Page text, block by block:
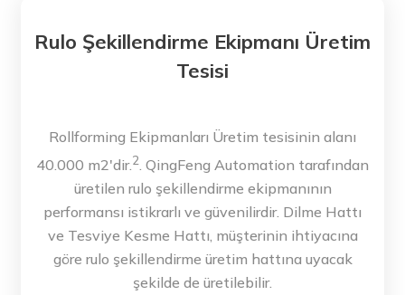
Rulo Şekillendirme Ekipmanı Üretim
Tesisi
Rollforming Ekipmanları Üretim tesisinin alanı
40.000 m2'dir.2. QingFeng Automation tarafından
üretilen rulo şekillendirme ekipmanının
performansı istikrarlı ve güvenilirdir. Dilme Hattı
ve Tesviye Kesme Hattı, müşterinin ihtiyacına
göre rulo şekillendirme üretim hattına uyacak
şekilde de üretilebilir.